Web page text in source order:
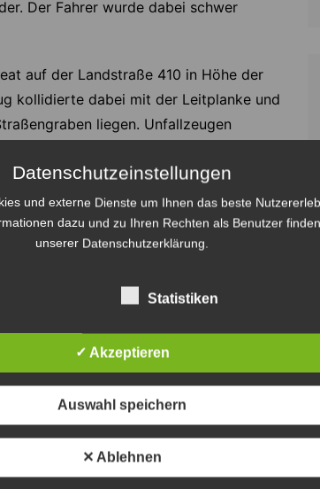
Der Fahrer wurde dabei schwer
auf der Landstraße 410 in Höhe der
kollidierte dabei mit der Leitplanke und
liegen. Unfallzeugen
in dem verunglückten Wagen
umgehend die
sowie den Rettungsdienst.
nur teilweise. Der Fahrer war
befreien können. Der ansprechbare
Zusammenstoßes war die
verdreht. Der Seat lag seitlich in
versorgten den Mann zunächst bis zum
mit einem Rettungswagen
die Straße ab und leuchtete die
Datenschutzeinstellungen
und externe Dienste um Ihnen das beste
dazu und zu Ihren Rechten als Benutzer
unserer Datenschutzerklärung.
Statistiken
✓ Akzeptieren
Auswahl speichern
✕ Ablehnen